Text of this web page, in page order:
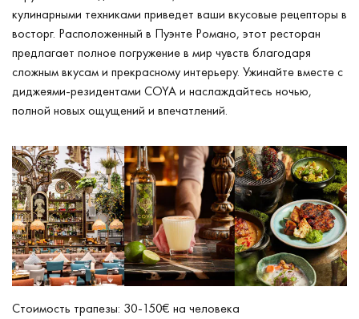
кулинарными техниками приведет ваши вкусовые рецепторы в
восторг. Расположенный в Пуэнте Романо, этот ресторан
предлагает полное погружение в мир чувств благодаря
сложным вкусам и прекрасному интерьеру. Ужинайте вместе с
диджеями-резидентами COYA и наслаждайтесь ночью,
полной новых ощущений и впечатлений.
Стоимость трапезы: 30-150€ на человека